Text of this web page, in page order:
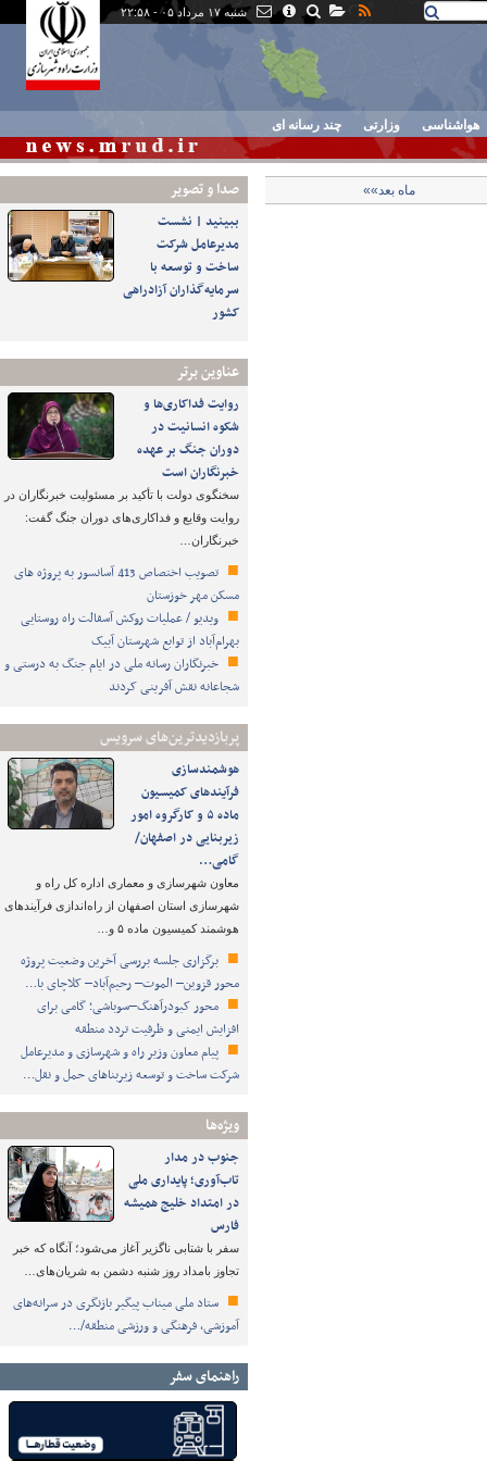
شنبه ۱۷ مرداد ۰۵ - ۲۲:۵۸
هواشناسی وزارتی چند رسانه ای
صدا و تصوير
ببینید | نشست
مدیرعامل شرکت
ساخت و توسعه با
سرمایه‌گذاران آزادراهی
کشور
عناوین برتر
روایت فداکاری‌ها و
شکوه انسانیت در
دوران جنگ بر عهده
خبرنگاران است
سخنگوی دولت با تأکید بر مسئولیت خبرنگاران در
روایت وقایع و فداکاری‌های دوران جنگ گفت:
خبرنگاران…
تصویب اختصاص 413 آسانسور به پروژه های
مسکن مهر خوزستان
ویدیو / عملیات روکش آسفالت راه روستایی
بهرام‌آباد از توابع شهرستان آبیک
خبرنگاران رسانه ملی در ایام جنگ به درستی و
شجاعانه نقش آفرینی کردند
پربازدیدترین‌های سرویس
هوشمندسازی
فرآیندهای کمیسیون
ماده ۵ و کارگروه امور
زیربنایی در اصفهان/
گامی…
معاون شهرسازی و معماری اداره کل راه و
شهرسازی استان اصفهان از راه‌اندازی فرآیندهای
هوشمند کمیسیون ماده ۵ و…
برگزاری جلسه بررسی آخرین وضعیت پروژه
محور قزوین– الموت– رحیم‌آباد– کلاچای با…
محور کبودرآهنگ–سوباشی؛ گامی برای
افزایش ایمنی و ظرفیت تردد منطقه
پیام معاون وزیر راه و شهرسازی و مدیرعامل
شرکت ساخت و توسعه زیربناهای حمل و نقل…
ویژه‌ها
جنوب در مدار
تاب‌آوری؛ پایداری ملی
در امتداد خلیج همیشه
فارس
سفر با شتابی ناگزیر آغاز می‌شود؛ آنگاه که خبر
تجاوز بامداد روز شنبه دشمن به شریان‌های…
ستاد ملی میناب پیگیر بازنگری در سرانه‌های
آموزشی، فرهنگی و ورزشی منطقه/…
راهنمای سفر
ماه بعد»»